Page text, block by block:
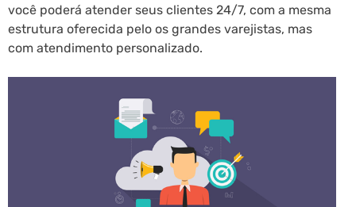
você poderá atender seus clientes 24/7, com a mesma
estrutura oferecida pelo os grandes varejistas, mas
com atendimento personalizado.